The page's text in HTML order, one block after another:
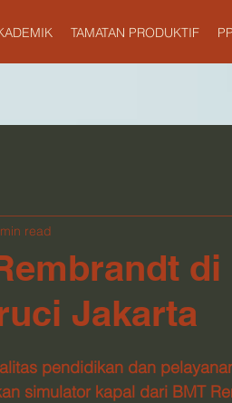
TAMATAN PRODUKTIF
di
Jakarta
read
pendidikan dan
simulator kapal dari BMT